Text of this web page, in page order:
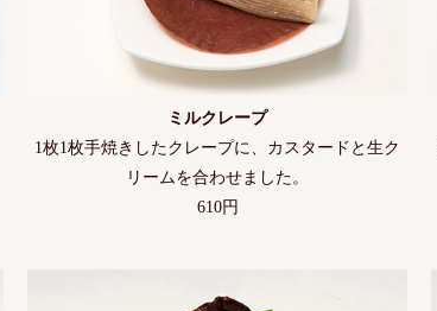
ミルクレープ
1枚1枚手焼きしたクレープに、カスタードと生ク
リームを合わせました。
610円